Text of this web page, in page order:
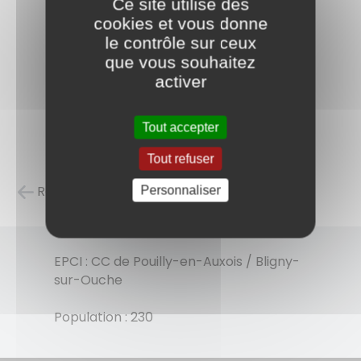
Retour à la liste des carnets d'adresses
EPCI : CC de Pouilly-en-Auxois / Bligny-
sur-Ouche
Population : 230
cookies et vous donne
le contrôle sur ceux
que vous souhaitez
activer
Tout accepter
Tout refuser
Personnaliser